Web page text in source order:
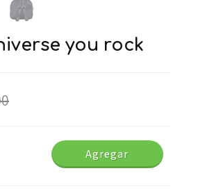
you rock
Agregar